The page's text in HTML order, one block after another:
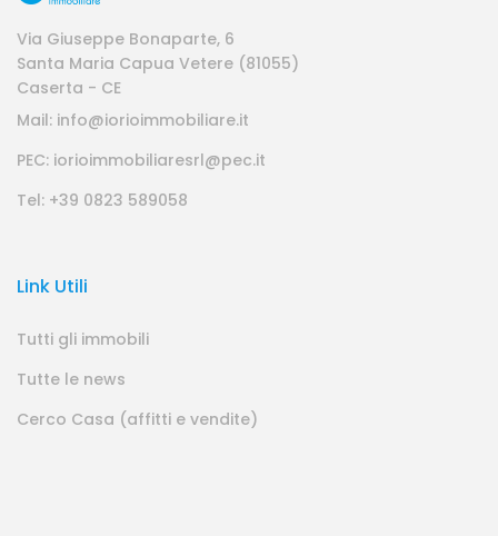
Via Giuseppe Bonaparte, 6
Santa Maria Capua Vetere (81055)
Caserta - CE
Mail: info@iorioimmobiliare.it
PEC: iorioimmobiliaresrl@pec.it
Tel: +39 0823 589058
Link Utili
Tutti gli immobili
Tutte le news
Cerco Casa (affitti e vendite)